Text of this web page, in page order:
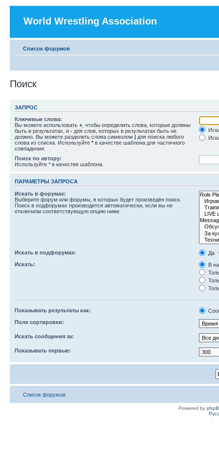
World Wrestling Association
Список форумов
Поиск
ЗАПРОС
Ключевые слова:
Вы можете использовать + , чтобы определить слова, которые должны
быть в результатах, и - для слов, которых в результатах быть не
должно. Вы можете разделить слова символом | для поиска любого
слова из списка. Используйте * в качестве шаблона для частичного
совпадения.
Поиск по автору:
Используйте * в качестве шаблона.
ПАРАМЕТРЫ ЗАПРОСА
Искать в форумах:
Выберите форум или форумы, в которых будет произведён поиск.
Поиск в подфорумах производится автоматически, если вы не
отключили соответствующую опцию ниже.
Искать в подфорумах:
Да
Искать:
В
Показывать результаты как:
Поле сортировки:
Искать сообщения за:
Показывать первые:
Список форумов
Powered by